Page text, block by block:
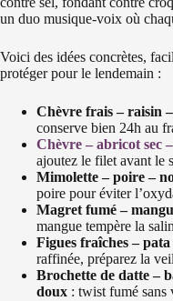
un duo musique-voix où
Voici des idées concrètes,
protéger pour le lendemain :
Chèvre frais – raisin
conserve bien 24h au
Chèvre – abricot sec
ajoutez le filet avant le
Mimolette – poire –
poire pour éviter
Magret fumé –
mangue tempère la
Figues fraîches –
raffinée, préparez la
Brochette de datte –
doux : twist fumé sans